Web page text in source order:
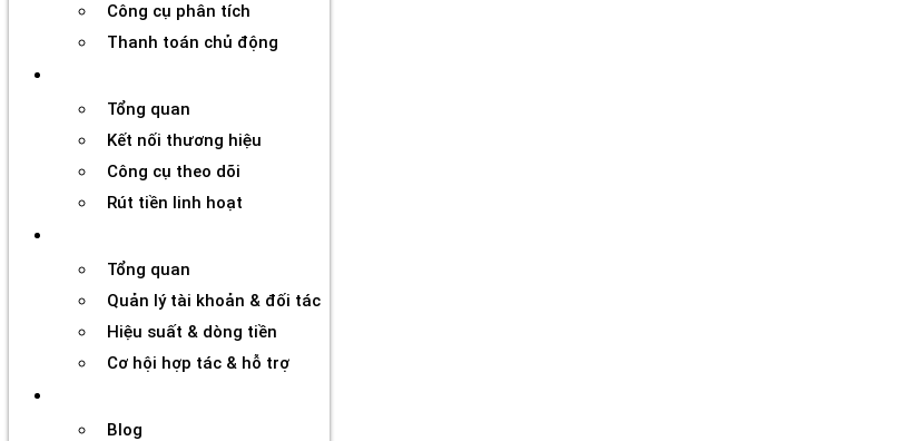
Công cụ phân tích
Thanh toán chủ động
Tổng quan
Kết nối thương hiệu
Công cụ theo dõi
Rút tiền linh hoạt
Tổng quan
Quản lý tài khoản & đối tác
Hiệu suất & dòng tiền
Cơ hội hợp tác & hỗ trợ
Blog